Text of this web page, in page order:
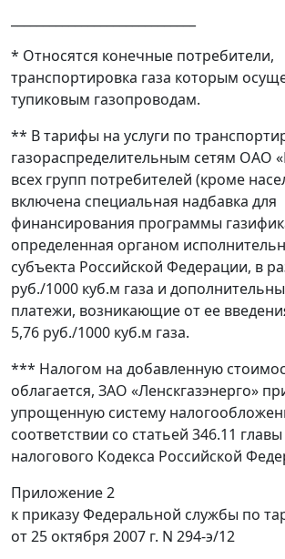
* Относятся конечные потребители,
транспортировка газа которым
тупиковым газопроводам.
** В тарифы на услуги по
газораспределительным сетям ОАО
всех групп потребителей (кроме
включена специальная надбавка для
финансирования программы
определенная органом
субъекта Российской Федерации, в
руб./1000 куб.м газа и
платежи, возникающие от ее
5,76 руб./1000 куб.м газа.
*** Налогом на добавленную
облагается, ЗАО «Ленскгазэнерго»
упрощенную систему
соответствии со статьей 346.11
налогового Кодекса Российской
Приложение 2
к приказу Федеральной службы по
от 25 октября 2007 г. N 294-э/12